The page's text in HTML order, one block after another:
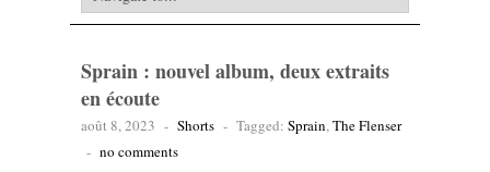
Sprain : nouvel album, deux extraits
en écoute
août 8, 2023 - Shorts - Tagged: Sprain,The Flenser
- no comments